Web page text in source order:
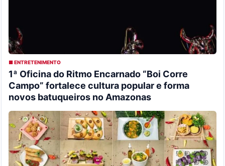
■ ENTRETENIMENTO
1ª Oficina do Ritmo Encarnado “Boi Corre
Campo” fortalece cultura popular e forma
novos batuqueiros no Amazonas